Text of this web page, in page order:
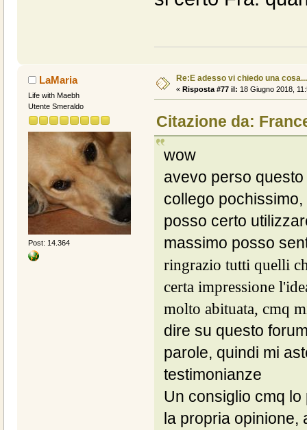
LaMaria
Life with Maebh
Utente Smeraldo
Post: 14.364
Re:E adesso vi chiedo una
« Risposta #77 il: 18 Giugno 2018,
Citazione da:
wow
avevo perso
collego
posso certo
massimo posso
ringrazio tutti quelli
certa impressione
molto abituata, cmq
dire su questo
parole, quindi mi
testimonianze
Un consiglio cmq
la propria opinione,